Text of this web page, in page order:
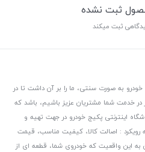
ثبت نشده
ثبت میکند
به صورت سنتی، ما را بر آن داشت تا در
خدمت شما مشتریان عزیز باشیم، باشد که
اینترنتی پکیج خودرو در جهت تهیه و
: اصالت کالا، کیفیت مناسب، قیمت
به این واقعیت که خودروی شما، قطعه ای از